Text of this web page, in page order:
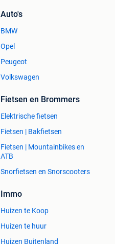
Auto's
BMW
Opel
Peugeot
Volkswagen
Fietsen en Brommers
Elektrische fietsen
Fietsen | Bakfietsen
Fietsen | Mountainbikes en
ATB
Snorfietsen en Snorscooters
Immo
Huizen te Koop
Huizen te huur
Huizen Buitenland